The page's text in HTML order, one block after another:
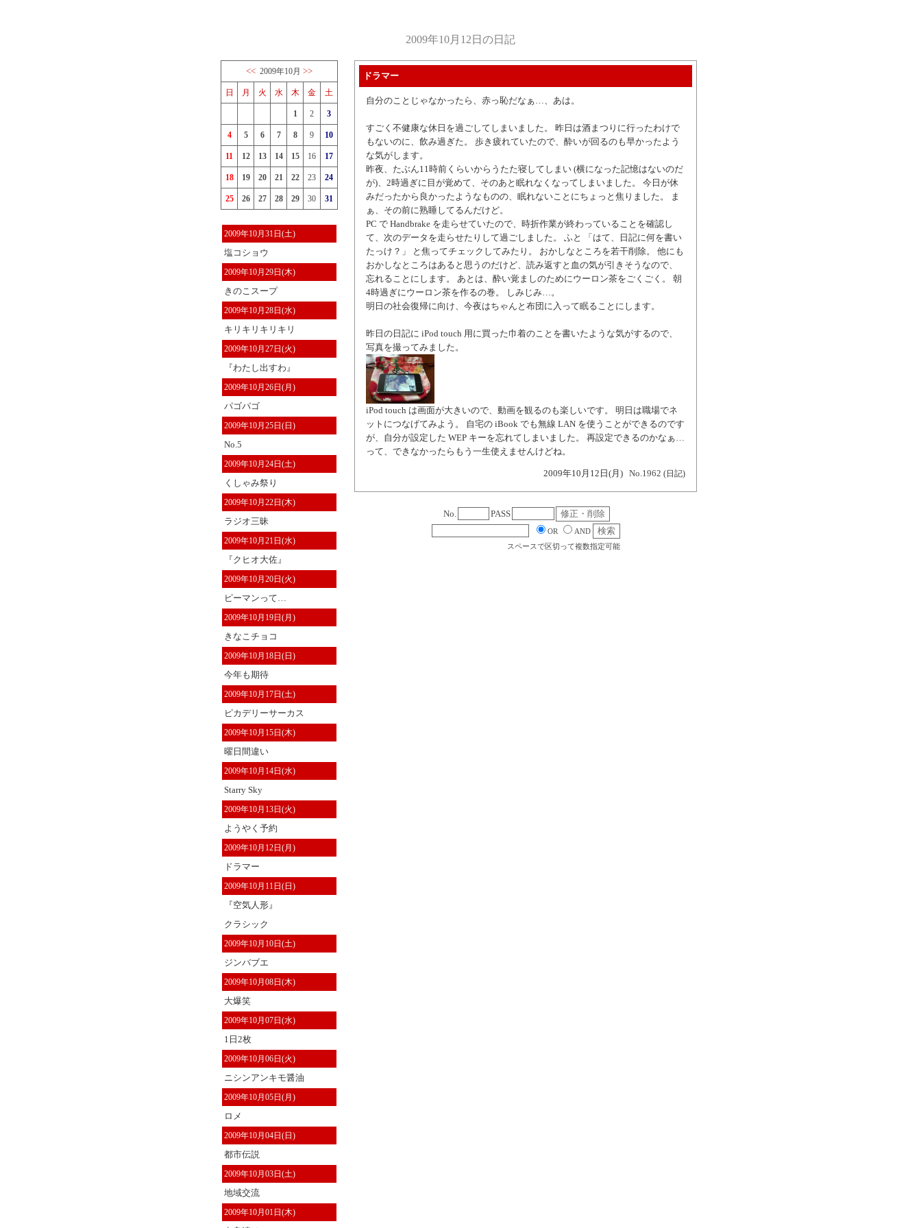
2009年10月12日の日記
<< 2009年10月 >>
日 月 火 水 木 金 土
1 2 3
4 5 6 7 8 9 10
11 12 13 14 15 16 17
18 19 20 21 22 23 24
25 26 27 28 29 30 31
2009年10月31日(土)
塩コショウ
2009年10月29日(木)
きのこスープ
2009年10月28日(水)
キリキリキリキリ
2009年10月27日(火)
『わたし出すわ』
2009年10月26日(月)
パゴパゴ
2009年10月25日(日)
No.5
2009年10月24日(土)
くしゃみ祭り
2009年10月22日(木)
ラジオ三昧
2009年10月21日(水)
『クヒオ大佐』
2009年10月20日(火)
ピーマンって…
2009年10月19日(月)
きなこチョコ
2009年10月18日(日)
今年も期待
2009年10月17日(土)
ピカデリーサーカス
2009年10月15日(木)
曜日間違い
2009年10月14日(水)
Starry Sky
2009年10月13日(火)
ようやく予約
2009年10月12日(月)
ドラマー
2009年10月11日(日)
『空気人形』
クラシック
2009年10月10日(土)
ジンバブエ
2009年10月08日(木)
大爆笑
2009年10月07日(水)
1日2枚
2009年10月06日(火)
ニシンアンキモ醤油
2009年10月05日(月)
ロメ
2009年10月04日(日)
都市伝説
2009年10月03日(土)
地域交流
2009年10月01日(木)
ドラマー
自分のことじゃなかったら、赤っ恥だなぁ…、あは。
すごく不健康な休日を過ごしてしまいました。 昨日は酒まつりに行ったわけで
もないのに、飲み過ぎた。 歩き疲れていたので、酔いが回るのも早かったよう
な気がします。
昨夜、たぶん11時前くらいからうたた寝してしまい (横になった記憶はないのだ
が)、2時過ぎに目が覚めて、そのあと眠れなくなってしまいました。 今日が休
みだったから良かったようなものの、眠れないことにちょっと焦りました。 ま
ぁ、その前に熟睡してるんだけど。
PC で Handbrake を走らせていたので、時折作業が終わっていることを確認し
て、次のデータを走らせたりして過ごしました。 ふと 「はて、日記に何を書い
たっけ？」 と焦ってチェックしてみたり。 おかしなところを若干削除。 他にも
おかしなところはあると思うのだけど、読み返すと血の気が引きそうなので、
忘れることにします。 あとは、酔い覚ましのためにウーロン茶をごくごく。 朝
4時過ぎにウーロン茶を作るの巻。 しみじみ…。
明日の社会復帰に向け、今夜はちゃんと布団に入って眠ることにします。
昨日の日記に iPod touch 用に買った巾着のことを書いたような気がするので、
写真を撮ってみました。
iPod touch は画面が大きいので、動画を観るのも楽しいです。 明日は職場でネ
ットにつなげてみよう。 自宅の iBook でも無線 LAN を使うことができるのです
が、自分が設定した WEP キーを忘れてしまいました。 再設定できるのかなぁ…
って、できなかったらもう一生使えませんけどね。
2009年10月12日(月) No.1962 (日記)
No. PASS
OR
AND
スペースで区切って複数指定可能